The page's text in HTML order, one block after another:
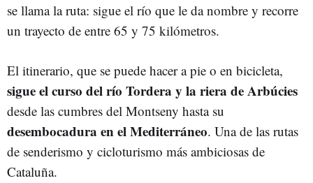
se llama la ruta: sigue el río que le da nombre y recorre
un trayecto de entre 65 y 75 kilómetros.
El itinerario, que se puede hacer a pie o en bicicleta,
sigue el curso del río Tordera y la riera de Arbúcies
desde las cumbres del Montseny hasta su
desembocadura en el Mediterráneo. Una de las rutas
de senderismo y cicloturismo más ambiciosas de
Cataluña.